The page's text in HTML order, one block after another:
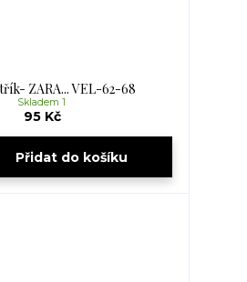
ZARA... VEL-62-68
95 Kč
Skladem 1
Přidat do košíku